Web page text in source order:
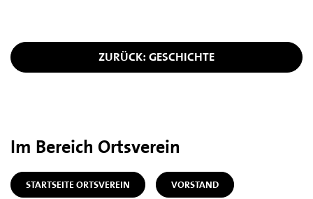
ZURÜCK: GESCHICHTE
Im Bereich Ortsverein
STARTSEITE ORTSVEREIN VORSTAND